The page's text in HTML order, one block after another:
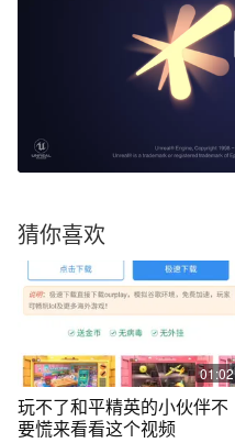
猜你喜欢
01:02
玩不了和平精英的小伙伴不
要慌来看看这个视频